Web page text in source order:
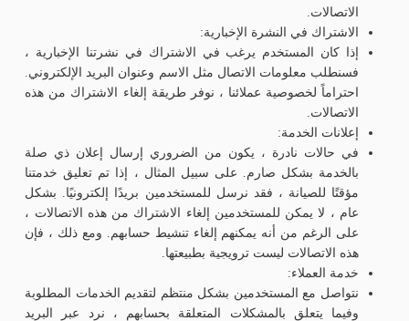
الاتصالات.
الاشتراك في النشرة الإخبارية:
إذا كان المستخدم يرغب في الاشتراك في نشرتنا الإخبارية ،
فسنطلب معلومات الاتصال مثل الاسم وعنوان البريد الإلكتروني.
احتراماً لخصوصية عملائنا ، نوفر طريقة إلغاء الاشتراك من هذه
الاتصالات.
إعلانات الخدمة:
في حالات نادرة ، يكون من الضروري إرسال إعلان ذي صلة
بالخدمة بشكل صارم. على سبيل المثال ، إذا تم تعليق خدمتنا
مؤقتًا للصيانة ، فقد نرسل للمستخدمين بريدًا إلكترونيًا. بشكل
عام ، لا يمكن للمستخدمين إلغاء الاشتراك من هذه الاتصالات ،
على الرغم من أنه يمكنهم إلغاء تنشيط حسابهم. ومع ذلك ، فإن
هذه الاتصالات ليست ترويجية بطبيعتها.
خدمة العملاء:
نتواصل مع المستخدمين بشكل منتظم لتقديم الخدمات المطلوبة
وفيما يتعلق بالمشكلات المتعلقة بحسابهم ، نرد عبر البريد